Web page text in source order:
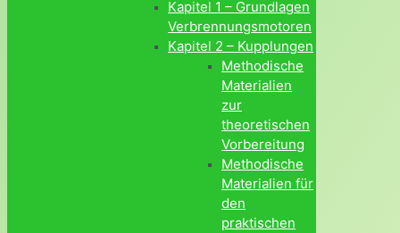
Kapitel 1 – Grundlagen
Verbrennungsmotoren
Kapitel 2 – Kupplungen
Methodische
Materialien
zur
theoretischen
Vorbereitung
Methodische
Materialien für
den
praktischen